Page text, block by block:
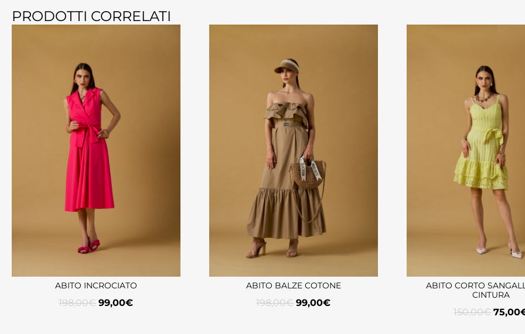
PRODOTTI CORRELATI
ABITO INCROCIATO
198,00€ 99,00€
ABITO BALZE COTONE
198,00€ 99,00€
ABITO CORTO
CINTURA
150,00€ 75,00